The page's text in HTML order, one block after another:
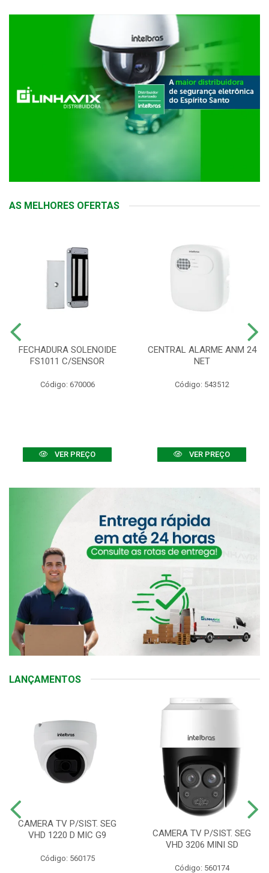
AS MELHORES OFERTAS
FECHADURA SOLENOIDE
FS1011 C/SENSOR
Código: 670006
VER PREÇO
CENTRAL ALARME ANM 24
NET
Código: 543512
VER PREÇO
LANÇAMENTOS
CAMERA TV P/SIST. SEG
VHD 1220 D MIC G9
Código: 560175
CAMERA TV P/SIST. SEG
VHD 3206 MINI SD
Código: 560174